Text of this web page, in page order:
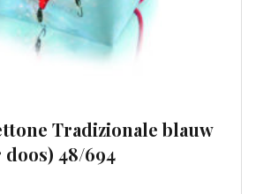
Tradizionale blauw
doos) 48/694